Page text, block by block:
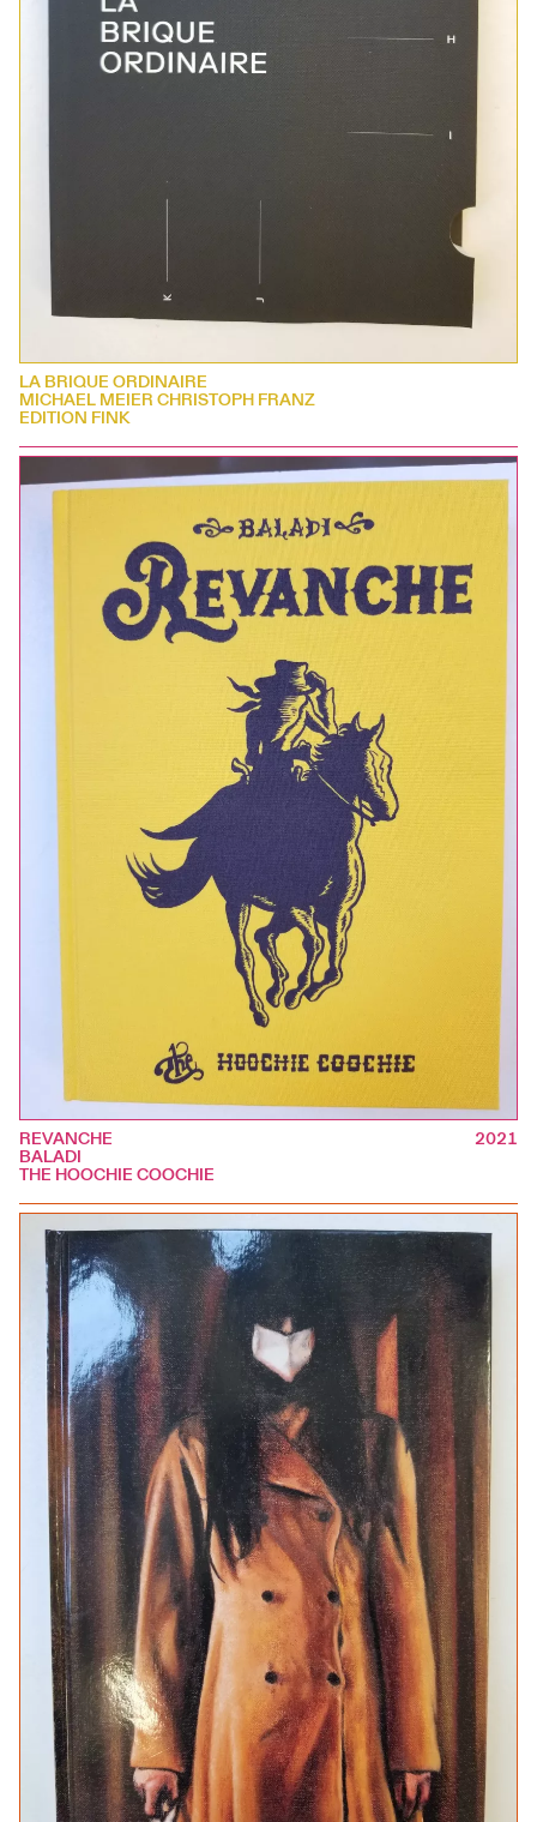
LA BRIQUE ORDINAIRE
MICHAEL MEIER CHRISTOPH FRANZ
EDITION FINK
REVANCHE
BALADI
THE HOOCHIE COOCHIE
2021